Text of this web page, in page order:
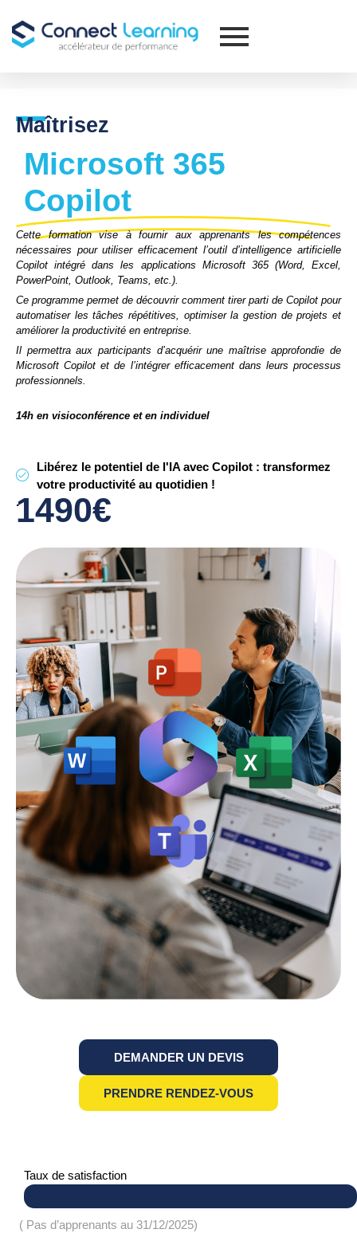
Maîtrisez
Microsoft 365
Copilot
Cette formation vise à fournir aux apprenants les compétences
nécessaires pour utiliser efficacement l’outil d’intelligence artificielle
Copilot intégré dans les applications Microsoft 365 (Word, Excel,
PowerPoint, Outlook, Teams, etc.).
Ce programme permet de découvrir comment tirer parti de Copilot pour
automatiser les tâches répétitives, optimiser la gestion de projets et
améliorer la productivité en entreprise.
Il permettra aux participants d’acquérir une maîtrise approfondie de
Microsoft Copilot et de l’intégrer efficacement dans leurs processus
professionnels.
14h en visioconférence et en individuel
Libérez le potentiel de l'IA avec Copilot : transformez
votre productivité au quotidien !
.1490€
DEMANDER UN DEVIS
PRENDRE RENDEZ-VOUS
Taux de satisfaction
( Pas d’apprenants au 31/12/2025)